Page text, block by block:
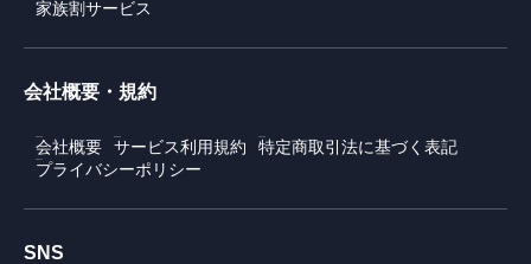
家族割サービス
会社概要・規約
会社概要 サービス利用規約
特定商取引法に基づく表記
プライバシーポリシー
SNS